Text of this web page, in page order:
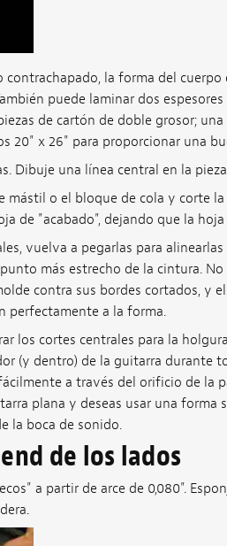
contrachapado, la forma del
puede laminar dos
de cartón de doble grosor;
20" x 26" para proporcionar una
Dibuje una línea central en la
mástil o el bloque de cola y corte
de "acabado", dejando que la
vuelva a pegarlas para
más estrecho de la cintura. No
contra sus bordes cortados, y
perfectamente a la forma.
los cortes centrales para la
(y dentro) de la guitarra durante
a través del orificio de la
plana y deseas usar una forma
la boca de sonido.
de los lados
a partir de arce de 0,080".